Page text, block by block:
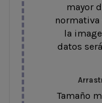
mayor
normativa
la
datos
Tamaño